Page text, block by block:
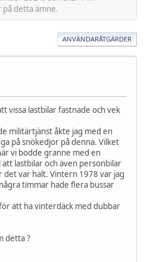
detta ämne.
ANVÄNDARÅTGÄRDER
vissa lastbilar fastnade och vek
militärtjänst åkte jag med en
på snökedjor på denna. Vilket
vi bodde granne med en
lastbilar och även personbilar
det var halt. Vintern 1978 var jag
timmar hade flera bussar
att ha vinterdäck med dubbar
detta ?